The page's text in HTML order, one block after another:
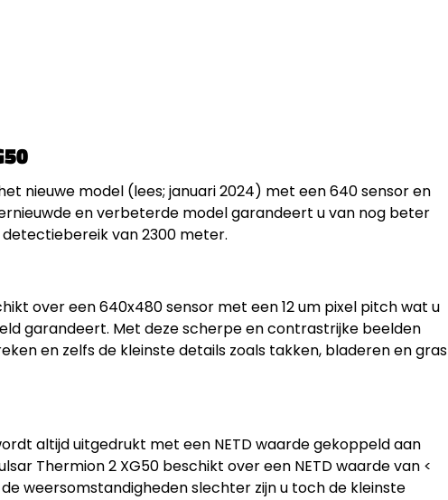
nieuwe model (lees; januari 2024) met een 640 sensor en
en verbeterde model garandeert u van nog beter
van 2300 meter.
over een 640x480 sensor met een 12 um pixel pitch wat u
garandeert. Met deze scherpe en contrastrijke beelden
en zelfs de kleinste details zoals takken, bladeren en gras
altijd uitgedrukt met een NETD waarde gekoppeld aan
Thermion 2 XG50 beschikt over een NETD waarde van <
weersomstandigheden slechter zijn u toch de kleinste